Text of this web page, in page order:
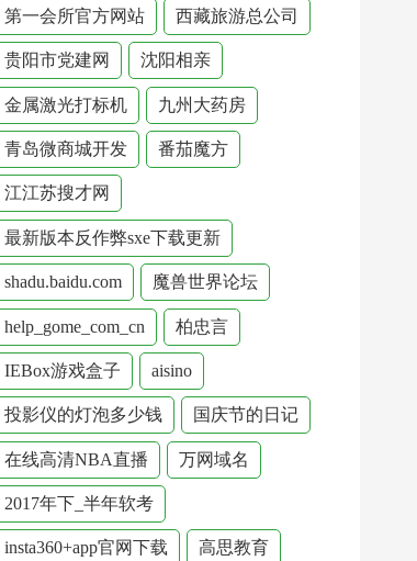
第一会所官方网站 西藏旅游总公司
贵阳市党建网 沈阳相亲
金属激光打标机 九州大药房
青岛微商城开发 番茄魔方
江江苏搜才网
最新版本反作弊sxe下载更新
shadu.baidu.com 魔兽世界论坛
help_gome_com_cn 柏忠言
IEBox游戏盒子 aisino
投影仪的灯泡多少钱 国庆节的日记
在线高清NBA直播 万网域名
2017年下_半年软考
insta360+app官网下载 高思教育